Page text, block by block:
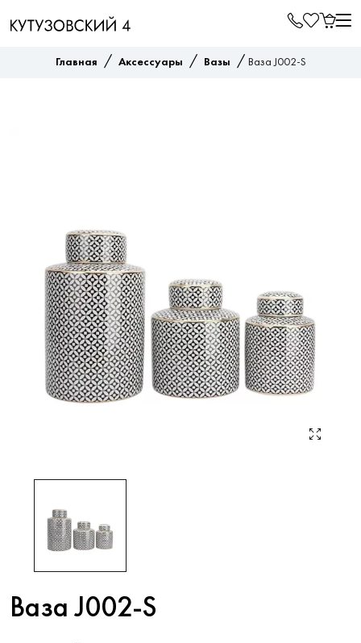
Главная / Аксессуары / Вазы / Ваза J002-S
Ваза J002-S